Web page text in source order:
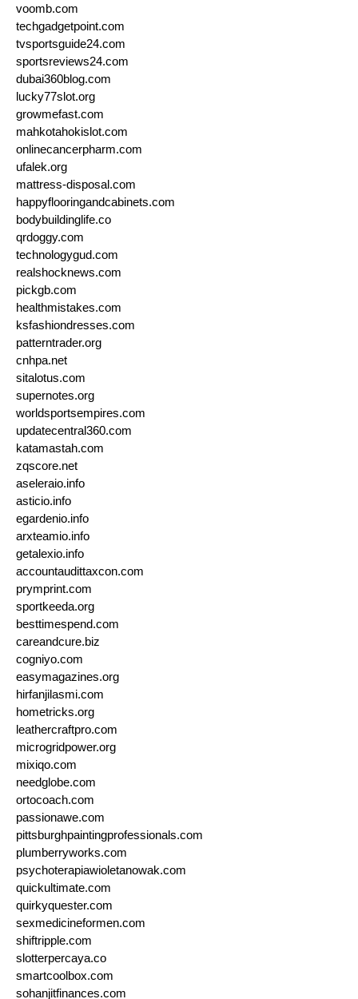
voomb.com
techgadgetpoint.com
tvsportsguide24.com
sportsreviews24.com
dubai360blog.com
lucky77slot.org
growmefast.com
mahkotahokislot.com
onlinecancerpharm.com
ufalek.org
mattress-disposal.com
happyflooringandcabinets.com
bodybuildinglife.co
qrdoggy.com
technologygud.com
realshocknews.com
pickgb.com
healthmistakes.com
ksfashiondresses.com
patterntrader.org
cnhpa.net
sitalotus.com
supernotes.org
worldsportsempires.com
updatecentral360.com
katamastah.com
zqscore.net
aseleraio.info
asticio.info
egardenio.info
arxteamio.info
getalexio.info
accountaudittaxcon.com
prymprint.com
sportkeeda.org
besttimespend.com
careandcure.biz
cogniyo.com
easymagazines.org
hirfanjilasmi.com
hometricks.org
leathercraftpro.com
microgridpower.org
mixiqo.com
needglobe.com
ortocoach.com
passionawe.com
pittsburghpaintingprofessionals.com
plumberryworks.com
psychoterapiawioletanowak.com
quickultimate.com
quirkyquester.com
sexmedicineformen.com
shiftripple.com
slotterpercaya.co
smartcoolbox.com
sohanjitfinances.com